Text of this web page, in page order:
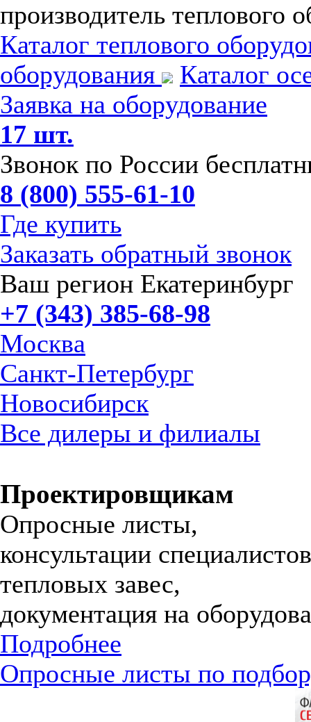
производитель теплового
Каталог теплового
оборудования
Каталог
Заявка на оборудование
17 шт.
Звонок по России
8 (800) 555-61-10
Где купить
Заказать обратный звонок
Ваш регион Екатеринбург
+7 (343) 385-68-98
Москва
Санкт-Петербург
Новосибирск
Все дилеры и филиалы
Проектировщикам
Опросные листы,
консультации
тепловых завес,
документация на
Подробнее
Опросные листы по